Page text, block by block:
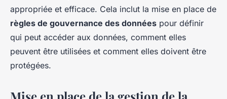
appropriée et efficace. Cela inclut la mise en place de
règles de gouvernance des données pour définir
qui peut accéder aux données, comment elles
peuvent être utilisées et comment elles doivent être
protégées.